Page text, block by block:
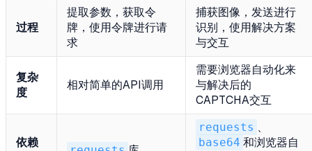
过程
提取参数，获取令
牌，使用令牌进行请
求
捕获图像，发送进行
识别，使用解决方案
与交互
复杂
度
相对简单的API调用
需要浏览器自动化来
与解决后的
CAPTCHA交互
依赖
requests 、
base64 和浏览器自